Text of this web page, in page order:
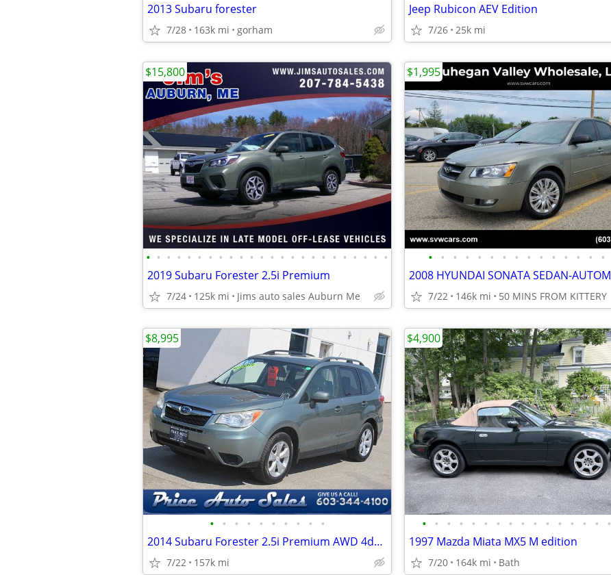
2013 Subaru forester
7/28 163k mi gorham
Jeep Rubicon AEV Edition
7/26 25k mi
• • • • • • • • • • • • • • • • • • • • • • • •
2019 Subaru Forester 2.5i Premium
7/24 125k mi Jims auto sales Auburn Me
$15,800
• • • • • • • • • • • • • • •
7/22 146k mi 50 MINS FROM KITTERY
$1,995
• • • • • • • • • •
2014 Subaru Forester 2.5i Premium AWD 4dr Wagon CVT
7/22 157k mi
$8,995
• • • • • • • • • • • • • • • •
1997 Mazda Miata MX5 M edition
7/20 164k mi Bath
$4,900